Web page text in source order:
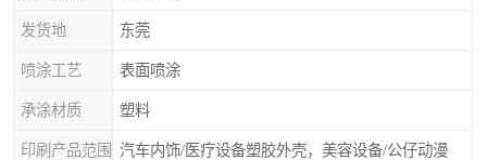
发货地 东莞
喷涂工艺 表面喷涂
承涂材质 塑料
印刷产品范围 汽车内饰/医疗设备塑胶外壳，美容设备/公仔动漫